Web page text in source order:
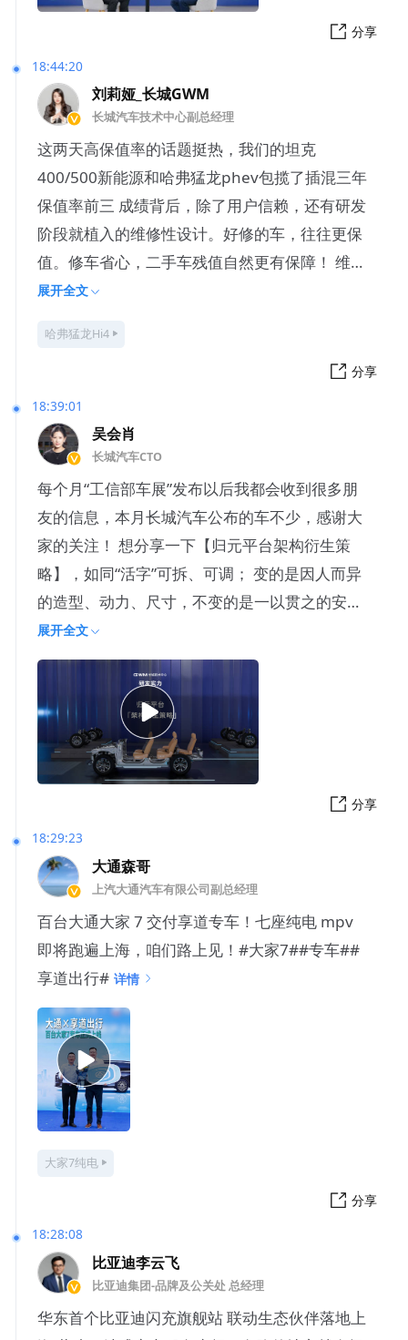
分享
18:44:20
刘莉娅_长城GWM
长城汽车技术中心副总经理
这两天高保值率的话题挺热，我们的坦克
400/500新能源和哈弗猛龙phev包揽了插混三年
保值率前三 成绩背后，除了用户信赖，还有研发
阶段就植入的维修性设计。好修的车，往往更保
值。修车省心，二手车残值自然更有保障！ 维修
性专栏第四期
展开全文
哈弗猛龙Hi4
分享
18:39:01
吴会肖
长城汽车CTO
每个月“工信部车展”发布以后我都会收到很多朋
友的信息，本月长城汽车公布的车不少，感谢大
家的关注！ 想分享一下【归元平台架构衍生策
略】，如同“活字”可拆、可调； 变的是因人而异
的造型、动力、尺寸，不变的是一以贯之的安
全、可靠、易用易修，
展开全文
分享
18:29:23
大通森哥
上汽大通汽车有限公司副总经理
百台大通大家 7 交付享道专车！七座纯电 mpv
即将跑遍上海，咱们路上见！#大家7##专车##
享道出行# 详情
大家7纯电
分享
18:28:08
比亚迪李云飞
比亚迪集团-品牌及公关处 总经理
华东首个比亚迪闪充旗舰站 联动生态伙伴落地上